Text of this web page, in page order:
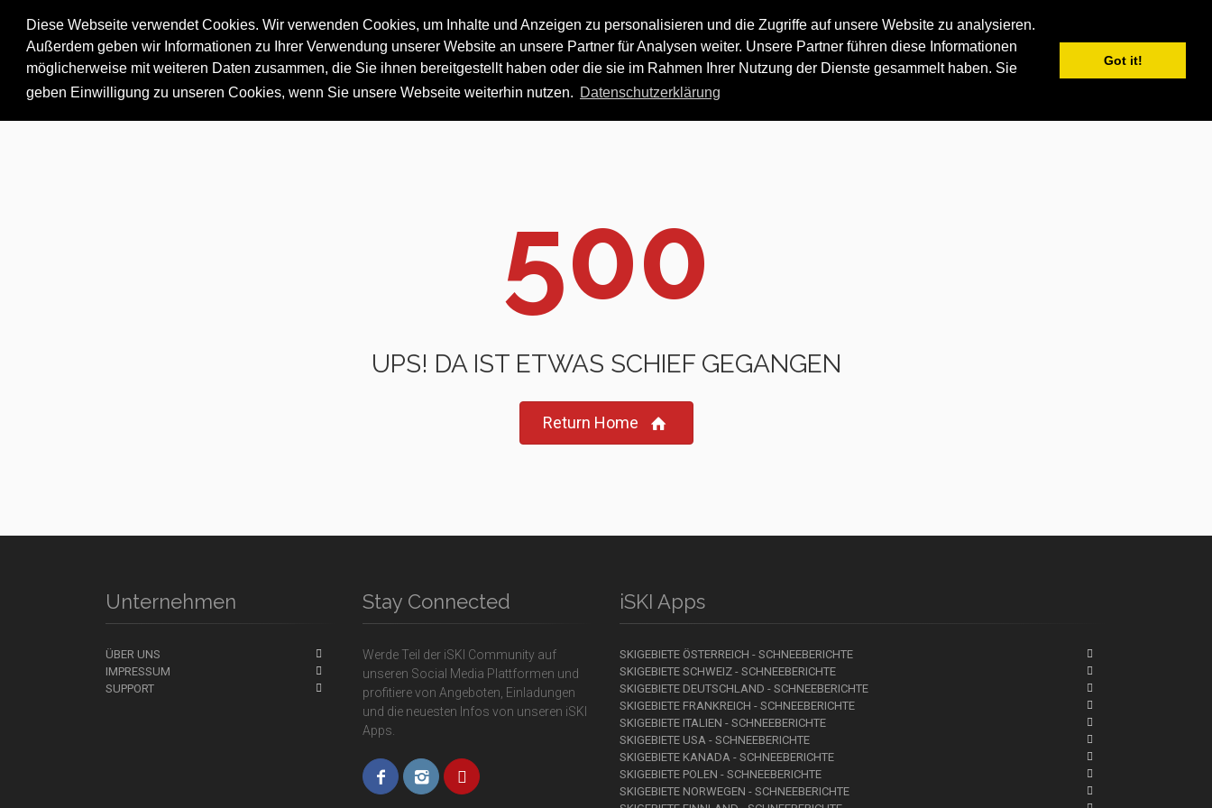
Diese Webseite verwendet Cookies. Wir verwenden Cookies, um Inhalte und Anzeigen zu personalisieren und die Zugriffe auf unsere Website zu analysieren.
Außerdem geben wir Informationen zu Ihrer Verwendung unserer Website an unsere Partner für Analysen weiter. Unsere Partner führen diese Informationen
möglicherweise mit weiteren Daten zusammen, die Sie ihnen bereitgestellt haben oder die sie im Rahmen Ihrer Nutzung der Dienste gesammelt haben. Sie
geben Einwilligung zu unseren Cookies, wenn Sie unsere Webseite weiterhin nutzen. Datenschutzerklärung
Got it!
HOME RESORTS iSKI APPS MY iSKI iSKI TROPHY
HOME 500
500
UPS! DA IST ETWAS SCHIEF GEGANGEN
Return Home
Unternehmen
ÜBER UNS
IMPRESSUM
SUPPORT
Stay Connected
Werde Teil der iSKI Community auf
unseren Social Media Plattformen und
profitiere von Angeboten, Einladungen
und die neuesten Infos von unseren iSKI
Apps.
iSKI Apps
SKIGEBIETE ÖSTERREICH - SCHNEEBERICHTE
SKIGEBIETE SCHWEIZ - SCHNEEBERICHTE
SKIGEBIETE DEUTSCHLAND - SCHNEEBERICHTE
SKIGEBIETE FRANKREICH - SCHNEEBERICHTE
SKIGEBIETE ITALIEN - SCHNEEBERICHTE
SKIGEBIETE USA - SCHNEEBERICHTE
SKIGEBIETE KANADA - SCHNEEBERICHTE
SKIGEBIETE POLEN - SCHNEEBERICHTE
SKIGEBIETE NORWEGEN - SCHNEEBERICHTE